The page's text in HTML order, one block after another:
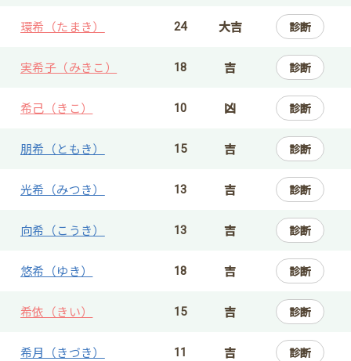
環希（たまき） 24 大吉 診断
実希子（みきこ） 18 吉 診断
希己（きこ） 10 凶 診断
朋希（ともき） 15 吉 診断
光希（みつき） 13 吉 診断
向希（こうき） 13 吉 診断
悠希（ゆき） 18 吉 診断
希依（きい） 15 吉 診断
希月（きづき） 11 吉 診断